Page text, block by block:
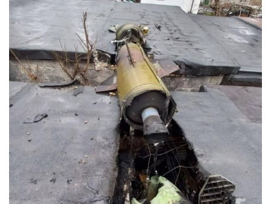
НОВИНИ СВІТУ
ВІЙСЬКОВІ НОВИНИ
НОВИНИ КУЛЬТУРИ
КАЛЕНДАР УГКЦ/РКЦ